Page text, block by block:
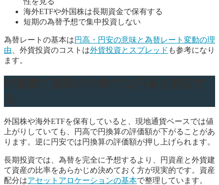
海外ETFや外国株は長期資金で保有する
短期の為替予想で集中投資しない
為替レートの基本は円高・円安の意味と為替レート変動の理
由 、外貨投資のコストは外貨投資とスプレッド も参考になり
ます。
外国株や海外ETFを保有していると、現地通貨ベースでは値
上がりしていても、円高で円換算の評価額が下がることがあ
ります。逆に円安では円換算の評価額が押し上げられます。
長期投資では、為替を完全に予想するより、円資産と外貨建
て資産の比率をあらかじめ決めておく方が現実的です。資産
配分はアセットアロケーションの基本で整理しています。